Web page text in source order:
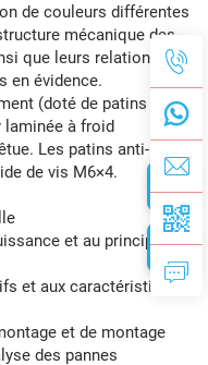
de couleurs différentes
mécanique des
que leurs relations
en évidence.
(doté de patins anti-
laminée à froid
Les patins anti-
de vis M6×4.
et au principe de
et aux caractéristiques
et de montage
des pannes